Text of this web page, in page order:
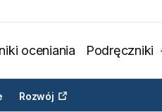
oceniania Podręczniki
Rozwój